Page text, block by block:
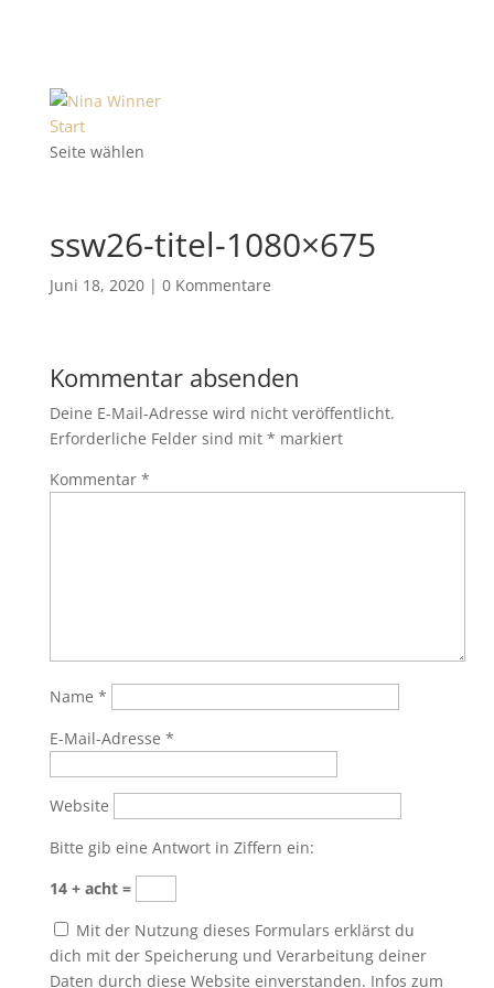
Start
Seite wählen
ssw26-titel-1080×675
Juni 18, 2020| 0 Kommentare
Kommentar absenden
Deine E-Mail-Adresse wird nicht veröffentlicht.
Erforderliche Felder sind mit * markiert
Kommentar *
Name *
E-Mail-Adresse *
Website
Bitte gib eine Antwort in Ziffern ein:
14 + acht =
Mit der Nutzung dieses Formulars erklärst du
dich mit der Speicherung und Verarbeitung deiner
Daten durch diese Website einverstanden. Infos zum